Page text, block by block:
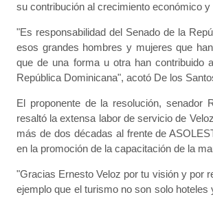
su contribución al crecimiento económico
"Es responsabilidad del Senado de la
esos grandes hombres y mujeres que
que de una forma u otra han contribuido
República Dominicana", acotó De los
El proponente de la resolución, senador
resaltó la extensa labor de servicio de
más de dos décadas al frente de
en la promoción de la capacitación de la
"Gracias Ernesto Veloz por tu visión y por
ejemplo que el turismo no son solo hoteles